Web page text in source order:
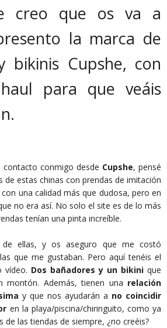
creo que os va a
la marca de
bikinis Cupshe, con
para que veáis
contacto conmigo desde Cupshe, pensé
de estas chinas con prendas de imitación
una calidad más que dudosa, pero en
no era así. No solo el site es de lo más
tenían una pinta increíble.
ellas, y os aseguro que me costó
que me gustaban. Pero aquí tenéis el
vídeo. Dos bañadores y un bikini que
montón. Además, tienen una relación
y que nos ayudarán a no coincidir
en la playa/piscina/chiringuito, como ya
de las tiendas de siempre, ¿no creéis?